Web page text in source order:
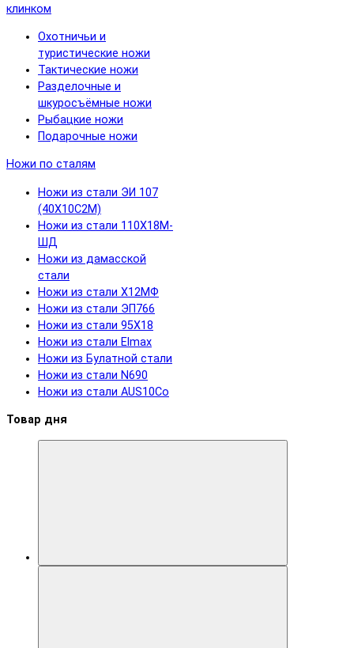
клинком
Охотничьи и
туристические ножи
Тактические ножи
Разделочные и
шкуросъёмные ножи
Рыбацкие ножи
Подарочные ножи
Ножи по сталям
Ножи из стали ЭИ 107
(40Х10С2М)
Ножи из стали 110Х18М-
ШД
Ножи из дамасской
стали
Ножи из стали Х12МФ
Ножи из стали ЭП766
Ножи из стали 95Х18
Ножи из стали Elmax
Ножи из Булатной стали
Ножи из стали N690
Ножи из стали AUS10Co
Товар дня